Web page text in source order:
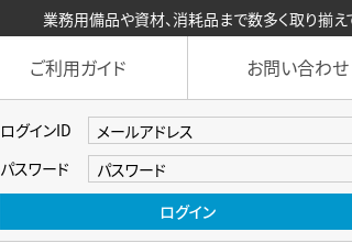
業務用備品や資材、消耗品まで数多く取り揃えて
ご利用ガイド お問い合わせ
ログインID
パスワード
ログイン